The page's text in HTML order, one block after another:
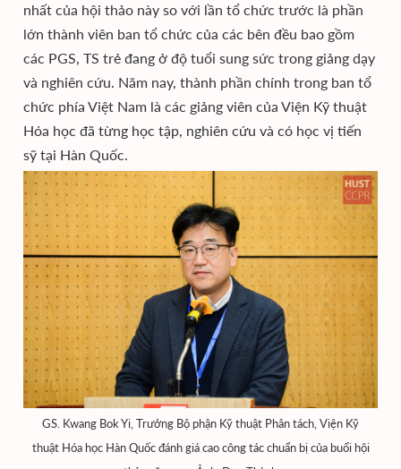
nhất của hội thảo này so với lần tổ chức trước là phần
lớn thành viên ban tổ chức của các bên đều bao gồm
các PGS, TS trẻ đang ở độ tuổi sung sức trong giảng dạy
và nghiên cứu. Năm nay, thành phần chính trong ban tổ
chức phía Việt Nam là các giảng viên của Viện Kỹ thuật
Hóa học đã từng học tập, nghiên cứu và có học vị tiến
sỹ tại Hàn Quốc.
GS. Kwang Bok Yi, Trưởng Bộ phận Kỹ thuật Phân tách, Viện Kỹ
thuật Hóa học Hàn Quốc đánh giá cao công tác chuẩn bị của buổi hội